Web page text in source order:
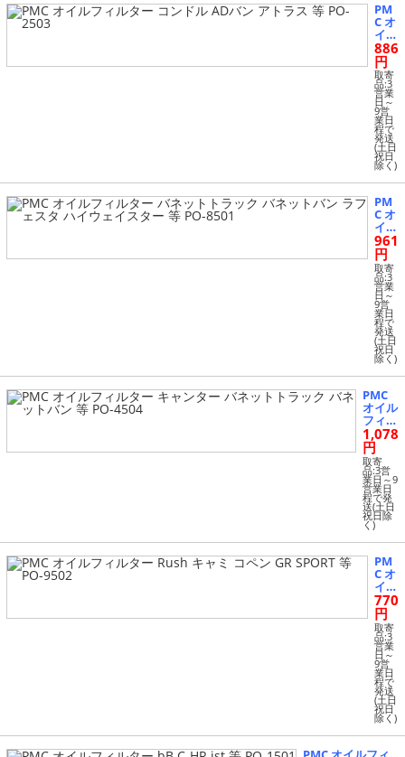
PM
C オ
イル
フィ
ルタ
ー
コン
ドル
AD
バン
アト
ラス
等 P
O-2
503
886
円
取寄
品:3
営業
日～
9営
業日
程で
発送
(土日
祝日
除く)
PM
C オ
イル
フィ
ルタ
ー
バネ
ット
トラ
ック
バネ
ット
バン
ラフ
ェス
タ
ハイ
ウェ
イス
ター
等 P
O-8
501
961
円
取寄
品:3
営業
日～
9営
業日
程で
発送
(土日
祝日
除く)
PMC
オイル
フィル
ター
キャン
ター
バネッ
トトラ
ック
バネッ
トバン
等 PO-
4504
1,078
円
取寄
品:3営
業日～9
営業日
程で発
送(土日
祝日除
く)
PM
C オ
イル
フィ
ルタ
ー R
ush
キャ
ミ
コペ
ン G
R SP
ORT
等 P
O-9
502
770
円
取寄
品:3
営業
日～
9営
業日
程で
発送
(土日
祝日
除く)